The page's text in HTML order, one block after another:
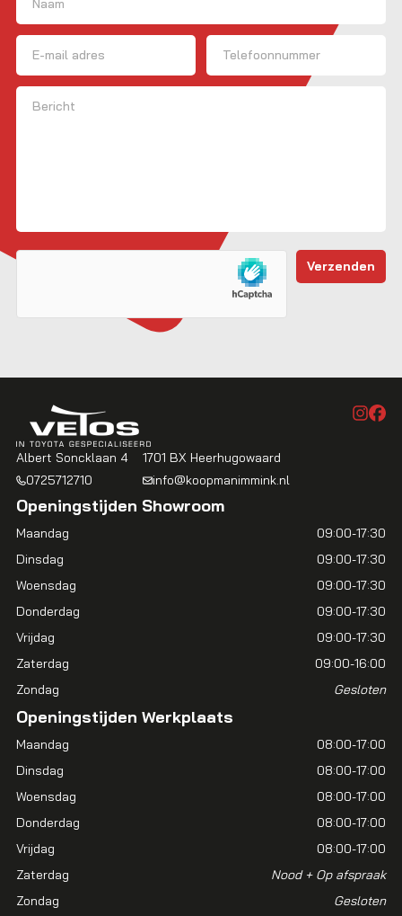
Voornaam
E-mailadres Telefoon
Bericht
Albert Soncklaan 4
1701 BX Heerhugowaard
0725712710
info@koopmanimmink.nl
Openingstijden Showroom
Maandag
09:00-17:30
Dinsdag
09:00-17:30
Woensdag
09:00-17:30
Donderdag
09:00-17:30
Vrijdag
09:00-17:30
Zaterdag
09:00-16:00
Zondag
Gesloten
Openingstijden Werkplaats
Maandag
08:00-17:00
Dinsdag
08:00-17:00
Woensdag
08:00-17:00
Donderdag
08:00-17:00
Vrijdag
08:00-17:00
Zaterdag
Nood + Op afspraak
Zondag
Gesloten